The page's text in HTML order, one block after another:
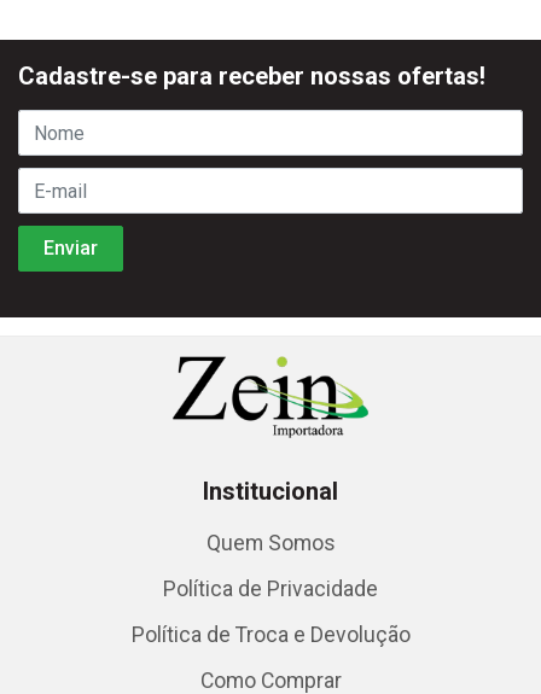
Cadastre-se para receber nossas ofertas!
Institucional
Quem Somos
Política de Privacidade
Política de Troca e Devolução
Como Comprar